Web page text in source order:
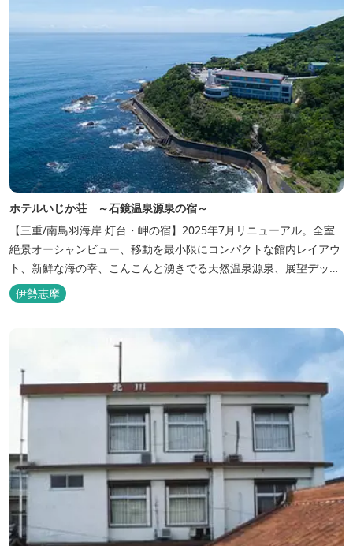
ホテルいじか荘 ～石鏡温泉源泉の宿～
【三重/南鳥羽海岸 灯台・岬の宿】2025年7月リニューアル。全室
絶景オーシャンビュー、移動を最小限にコンパクトな館内レイアウ
ト、新鮮な海の幸、こんこんと湧きでる天然温泉源泉、展望デッ
キ〜いじか灯台テラス〜からの眺望が自慢のリトリートホテル。
伊勢志摩